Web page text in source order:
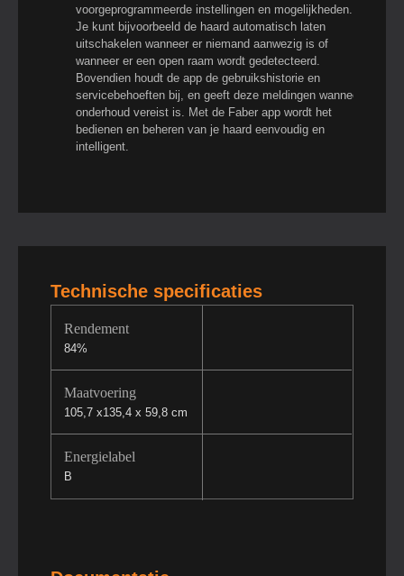
voorgeprogrammeerde instellingen en mogelijkheden.
Je kunt bijvoorbeeld de haard automatisch laten
uitschakelen wanneer er niemand aanwezig is of
wanneer er een open raam wordt gedetecteerd.
Bovendien houdt de app de gebruikshistorie en
servicebehoeften bij, en geeft deze meldingen wanneer
onderhoud vereist is. Met de Faber app wordt het
bedienen en beheren van je haard eenvoudig en
intelligent.
Technische specificaties
Rendement
84%
Maatvoering
105,7 x135,4 x 59,8 cm
Energielabel
B